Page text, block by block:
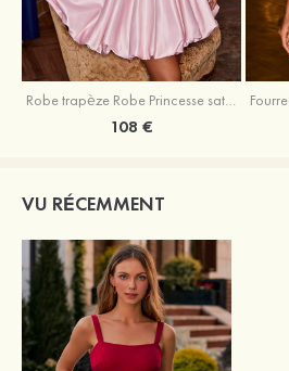
Robe trapèze Robe Princesse satin sans manches courte/mini robe de fête de la rentrée
108 €
VU RÉCEMMENT